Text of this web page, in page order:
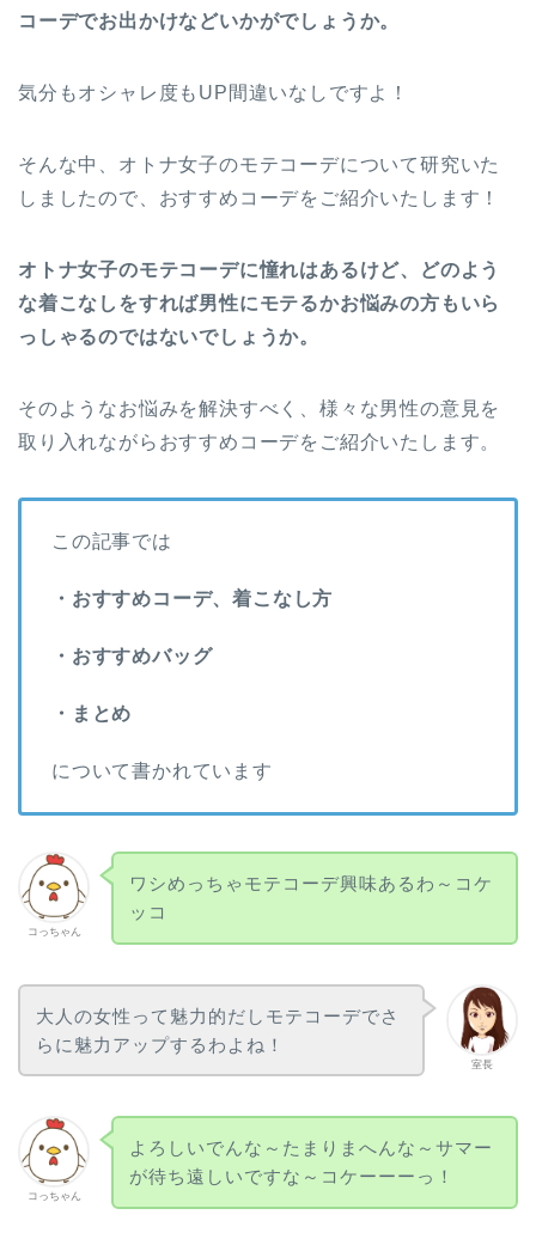
コーデでお出かけなどいかがでしょうか。
気分もオシャレ度もUP間違いなしですよ！
そんな中、オトナ女子のモテコーデについて研究いた
しましたので、おすすめコーデをご紹介いたします！
オトナ女子のモテコーデに憧れはあるけど、どのよう
な着こなしをすれば男性にモテるかお悩みの方もいら
っしゃるのではないでしょうか。
そのようなお悩みを解決すべく、様々な男性の意見を
取り入れながらおすすめコーデをご紹介いたします。
この記事では
・おすすめコーデ、着こなし方
・おすすめバッグ
・まとめ
について書かれています
コっちゃん
ワシめっちゃモテコーデ興味あるわ～コケ
ッコ
室長
大人の女性って魅力的だしモテコーデでさ
らに魅力アップするわよね！
コっちゃん
よろしいでんな～たまりまへんな～サマー
が待ち遠しいですな～コケーーーっ！